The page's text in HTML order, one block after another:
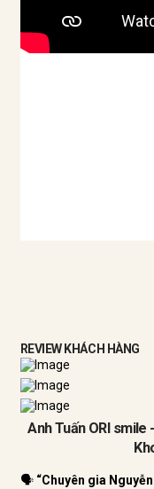
REVIEW KHÁCH HÀNG
Anh Tuấn ORI smile
🗣️ “Chuyên gia